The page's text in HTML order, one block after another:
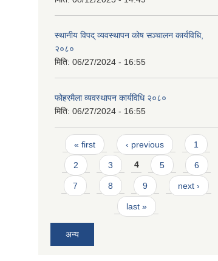
स्थानीय विपद् व्यवस्थापन कोष सञ्चालन कार्यविधि,
२०८०
मिति: 06/27/2024 - 16:55
फोहरमैला व्यवस्थापन कार्यविधि २०८०
मिति: 06/27/2024 - 16:55
Pages
« first ‹ previous 1
2 3 4 5 6
7 8 9 next ›
last »
अन्य